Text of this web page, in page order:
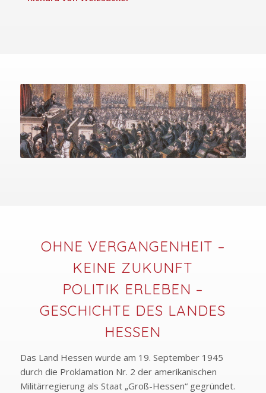
OHNE VERGANGENHEIT –
KEINE ZUKUNFT
POLITIK ERLEBEN –
GESCHICHTE DES LANDES
HESSEN
Das Land Hessen wurde am 19. September 1945
durch die Proklamation Nr. 2 der amerikanischen
Militärregierung als Staat „Groß-Hessen“ gegründet.